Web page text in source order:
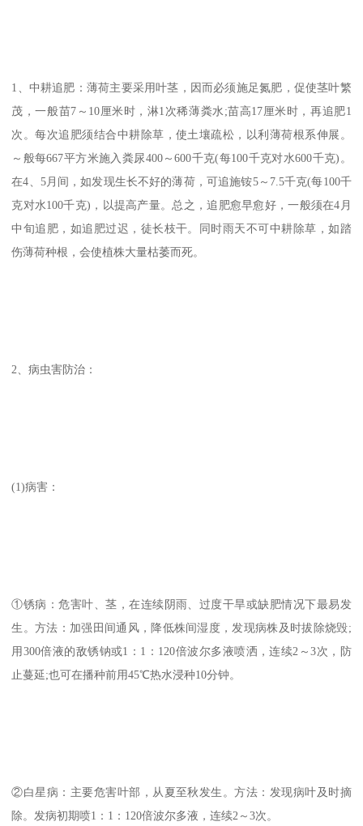
1、中耕追肥：薄荷主要采用叶茎，因而必须施足氮肥，促使茎叶繁
茂，一般苗7～10厘米时，淋1次稀薄粪水;苗高17厘米时，再追肥1
次。每次追肥须结合中耕除草，使土壤疏松，以利薄荷根系伸展。
～般每667平方米施入粪尿400～600千克(每100千克对水600千克)。
在4、5月间，如发现生长不好的薄荷，可追施铵5～7.5千克(每100千
克对水100千克)，以提高产量。总之，追肥愈早愈好，一般须在4月
中旬追肥，如追肥过迟，徒长枝干。同时雨天不可中耕除草，如踏
伤薄荷种根，会使植株大量枯萎而死。
2、病虫害防治：
(1)病害：
①锈病：危害叶、茎，在连续阴雨、过度干旱或缺肥情况下最易发
生。方法：加强田间通风，降低株间湿度，发现病株及时拔除烧毁;
用300倍液的敌锈钠或1：1：120倍波尔多液喷洒，连续2～3次，防
止蔓延;也可在播种前用45℃热水浸种10分钟。
②白星病：主要危害叶部，从夏至秋发生。方法：发现病叶及时摘
除。发病初期喷1：1：120倍波尔多液，连续2～3次。